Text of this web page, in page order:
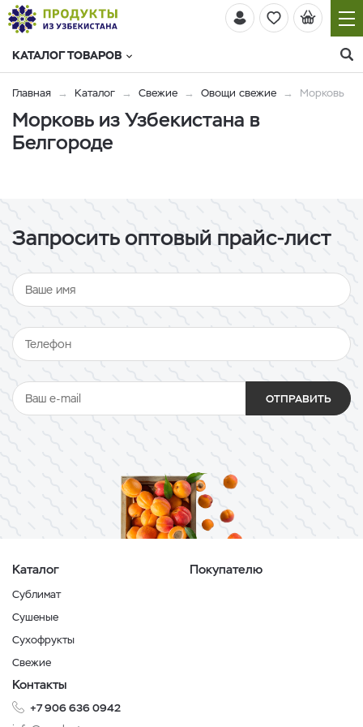
КАТАЛОГ ТОВАРОВ
Главная Каталог Свежие Овощи свежие Морковь
Морковь из Узбекистана в
Белгороде
Запросить оптовый прайс-лист
ОТПРАВИТЬ
Каталог
Сублимат
Сушеные
Сухофрукты
Свежие
Покупателю
Контакты
+7 906 636 0942